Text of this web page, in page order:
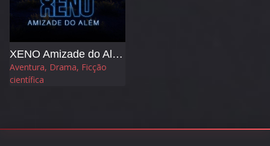
XENO Amizade do Além
Aventura, Drama, Ficção
científica